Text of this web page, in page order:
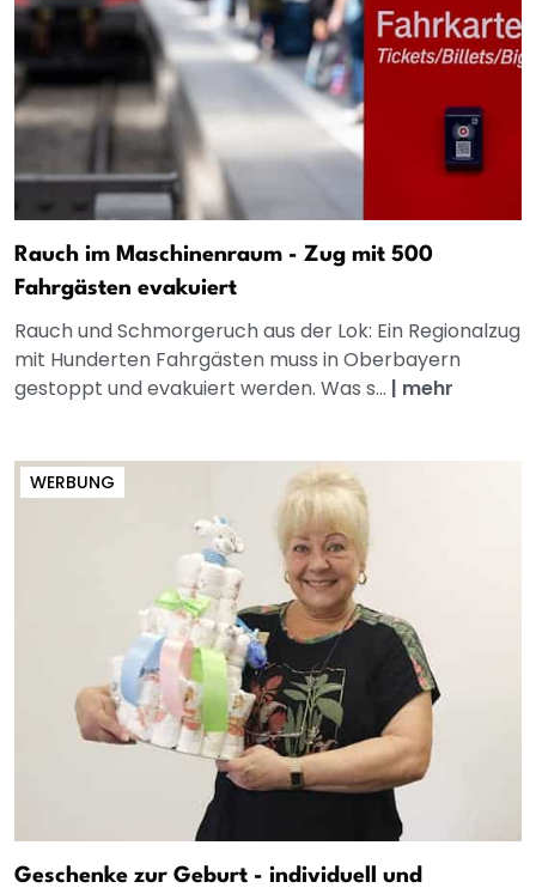
Rauch im Maschinenraum - Zug mit 500
Fahrgästen evakuiert
Rauch und Schmorgeruch aus der Lok: Ein Regionalzug
mit Hunderten Fahrgästen muss in Oberbayern
gestoppt und evakuiert werden. Was s... | mehr
WERBUNG
Geschenke zur Geburt - individuell und